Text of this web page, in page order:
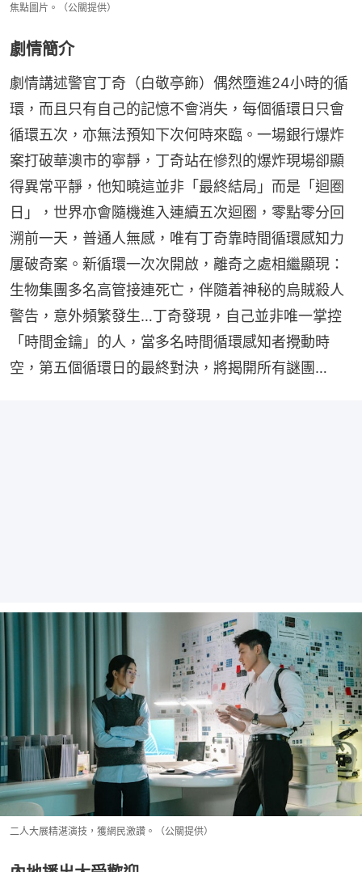
焦點圖片。（公關提供）
劇情簡介
劇情講述警官丁奇（白敬亭飾）偶然墮進24小時的循
環，而且只有自己的記憶不會消失，每個循環日只會
循環五次，亦無法預知下次何時來臨。一場銀行爆炸
案打破華澳市的寧靜，丁奇站在慘烈的爆炸現場卻顯
得異常平靜，他知曉這並非「最終結局」而是「迴圈
日」，世界亦會隨機進入連續五次迴圈，零點零分回
溯前一天，普通人無感，唯有丁奇靠時間循環感知力
屢破奇案。新循環一次次開啟，離奇之處相繼顯現：
生物集團多名高管接連死亡，伴隨着神秘的烏賊殺人
警告，意外頻繁發生…丁奇發現，自己並非唯一掌控
「時間金鑰」的人，當多名時間循環感知者攪動時
空，第五個循環日的最終對決，將揭開所有謎團…
二人大展精湛演技，獲網民激讚。（公關提供）